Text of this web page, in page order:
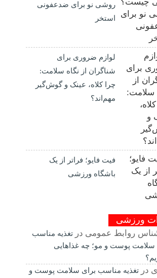
روشی نو برای ضدعفونی
استخر
لوازم ضروری برای
شناگران از نگاه سلامت:
چرا کلاه، عینک و گوش‌گیر
مهم‌اند؟
فیت ‌فایو؛ فراتر از یک
باشگاه ورزشی
ورزشی
روابط عمومی درتغذیه مناسب
سلامت پوست و مو؛ چه غذاهایی
درتغذیه مناسب برای سلامت پوست و